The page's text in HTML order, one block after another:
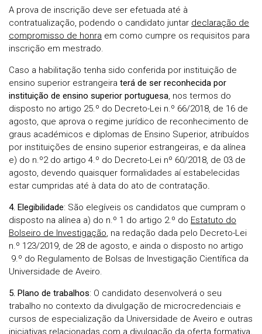
A prova de inscrição deve ser efetuada até à
contratualização, podendo o candidato juntar declaração de
compromisso de honra em como cumpre os requisitos para
inscrição em mestrado.
Caso a habilitação tenha sido conferida por instituição de
ensino superior estrangeira terá de ser reconhecida por
instituição de ensino superior portuguesa, nos termos do
disposto no artigo 25.º do Decreto-Lei n.º 66/2018, de 16 de
agosto, que aprova o regime jurídico de reconhecimento de
graus académicos e diplomas de Ensino Superior, atribuídos
por instituições de ensino superior estrangeiras, e da alínea
e) do n.º2 do artigo 4.º do Decreto-Lei nº 60/2018, de 03 de
agosto, devendo quaisquer formalidades aí estabelecidas
estar cumpridas até à data do ato de contratação.
4. Elegibilidade: São elegíveis os candidatos que cumpram o
disposto na alínea a) do n.º 1 do artigo 2.º do Estatuto do
Bolseiro de Investigação, na redação dada pelo Decreto-Lei
n.º 123/2019, de 28 de agosto, e ainda o disposto no artigo
9.º do Regulamento de Bolsas de Investigação Científica da
Universidade de Aveiro.
5. Plano de trabalhos: O candidato desenvolverá o seu
trabalho no contexto da divulgação de microcredenciais e
cursos de especialização da Universidade de Aveiro e outras
iniciativas relacionadas com a divulgação da oferta formativa,